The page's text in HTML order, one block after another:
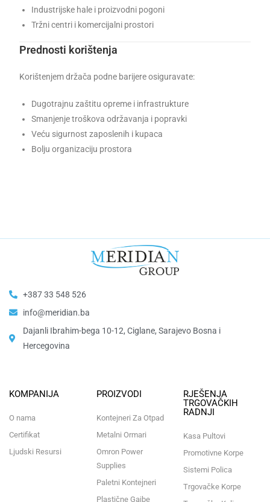
Industrijske hale i proizvodni pogoni
Tržni centri i komercijalni prostori
Prednosti korištenja
Korištenjem držača podne barijere osiguravate:
Dugotrajnu zaštitu opreme i infrastrukture
Smanjenje troškova održavanja i popravki
Veću sigurnost zaposlenih i kupaca
Bolju organizaciju prostora
+387 33 548 526
info@meridian.ba
Dajanli Ibrahim-bega 10-12, Ciglane, Sarajevo Bosna i
Hercegovina​
KOMPANIJA
O nama
Certifikat
Ljudski Resursi
PROIZVODI
Kontejneri Za Otpad
Metalni Ormari
Omron Power
Supplies
Paletni Kontejneri
Plastične Gajbe
RJEŠENJA
TRGOVAČKIH
RADNJI
Kasa Pultovi
Promotivne Korpe
Sistemi Polica
Trgovačke Korpe